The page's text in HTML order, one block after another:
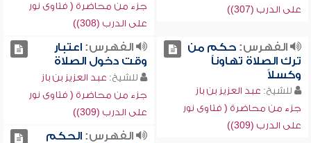
على الدرب (307))
جزء من محاضرة ( فتاوى نور
على الدرب (308))
الفهرس:حكم من
ترك الصلاة تهاوناً
وكسلاً
للشيخ: عبد العزيز بن باز
جزء من محاضرة ( فتاوى نور
على الدرب (309))
الفهرس:اعتبار
وقت دخول الصلاة
للشيخ: عبد العزيز بن باز
جزء من محاضرة ( فتاوى نور
على الدرب (309))
الفهرس:الحكم